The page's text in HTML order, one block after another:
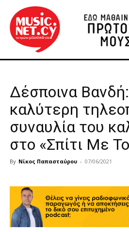
Δέσποινα
καλύτερη
συναυλία του
στο «Σπίτι Με
By Νίκος Παπασταύρου - 07/06/2021